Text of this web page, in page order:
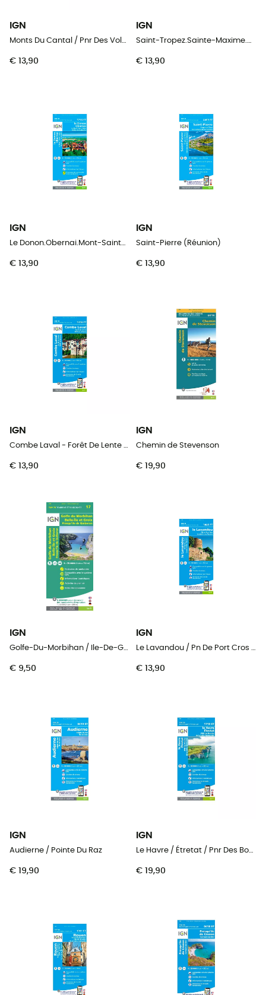
IGN
Monts Du Cantal / Pnr Des Volcans D'Auvergne
€ 13,90
IGN
Saint-Tropez.Sainte-Maxime.Massif Des Maures
€ 13,90
IGN
€ 13,90
IGN
Saint-Pierre (Réunion)
€ 13,90
IGN
€ 13,90
IGN
Chemin de Stevenson
€ 19,90
IGN
€ 9,50
IGN
€ 13,90
IGN
Audierne / Pointe Du Raz
€ 19,90
IGN
€ 19,90